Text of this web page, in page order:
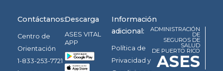
Contáctanos:
Centro de
Orientación
1-833-253-7721
Descarga
ASES VITAL
APP
Información
adicional:
Política de
Privacidad y
ADMINISTRACIÓN
DE
SEGUROS DE
SALUD
DE PUERTO RICO
ASES